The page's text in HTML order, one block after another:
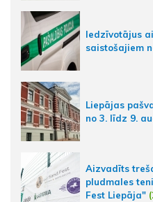
Iedzīvotājus
saistošajiem
Liepājas
no 3. līdz 9.
Aizvadīts
pludmales
Fest Liepāja"